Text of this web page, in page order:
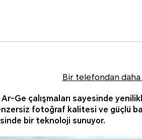
Bir telefondan daha
Ge çalışmaları sayesinde
fotoğraf kalitesi ve güçlü
bir teknoloji sunuyor.